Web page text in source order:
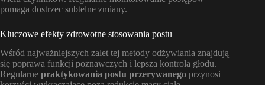
pomaga dostrzec subtelne zmiany.
Kluczowe efekty zdrowotne stosowania postu
Wśród najważniejszych zalet tej metody odżywiania znajdują
się poprawa funkcji poznawczych i lepsza kontrola głodu.
Regularne praktykowania postu przerywanego przynosi